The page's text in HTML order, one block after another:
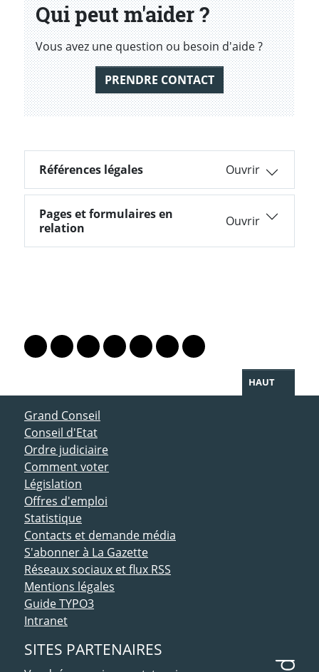
Qui peut m'aider ?
Vous avez une question ou besoin d'aide ?
PRENDRE CONTACT
Références légales
Références légales
Pages et formulaires en relation
Pages et formulaires en
relation
Lien vers le profil Mastodon
Lien vers le profil Bluesky
Lien vers le profil Instagram
Lien vers le profil Linkedin
Lien vers le profil Facebook
Lien vers le profil Twitter
Partager par WhatsApp
HAUT
ACCÈS DIRECT
Grand Conseil
Conseil d'Etat
Ordre judiciaire
Comment voter
Législation
Offres d'emploi
Statistique
Contacts et demande média
S'abonner à La Gazette
Réseaux sociaux et flux RSS
Mentions légales
Guide TYPO3
Intranet
SITES PARTENAIRES